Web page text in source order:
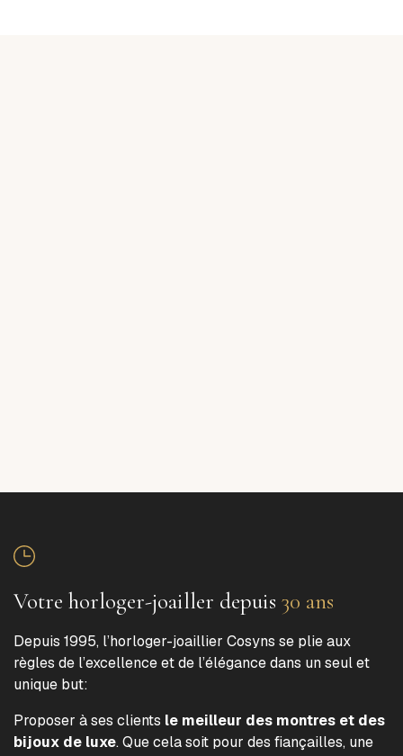
Votre horloger-joailler depuis 30 ans
Depuis 1995, l’horloger-joaillier Cosyns se plie aux
règles de l’excellence et de l’élégance dans un seul et
unique but:
Proposer à ses clients le meilleur des montres et des
bijoux de luxe. Que cela soit pour des fiançailles, une